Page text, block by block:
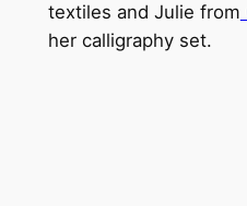
textiles and Julie from
her calligraphy set.